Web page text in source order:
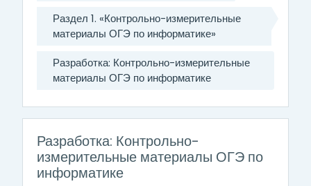
Раздел 1. «Контрольно-измерительные
материалы ОГЭ по информатике»
Разработка: Контрольно-измерительные
материалы ОГЭ по информатике
Разработка: Контрольно-
измерительные материалы ОГЭ по
информатике